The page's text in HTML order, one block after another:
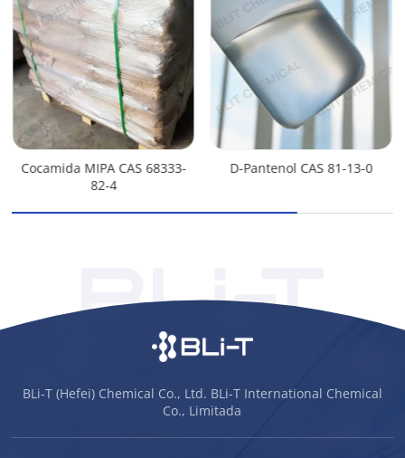
Cocamida MIPA CAS 68333-
82-4
D-Pantenol CAS 81-13-0
BLi-T (Hefei) Chemical Co., Ltd. BLi-T International Chemical
Co., Limitada